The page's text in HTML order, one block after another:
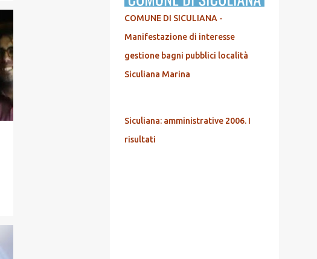
COMUNE DI SICULIANA -
Manifestazione di interesse
gestione bagni pubblici località
Siculiana Marina
Siculiana: amministrative 2006. I
risultati